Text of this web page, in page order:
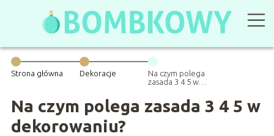
Strona główna Dekoracje
Na czym polega
zasada 3 4 5 w
Na czym polega zasada 3 4 5 w
dekorowaniu?